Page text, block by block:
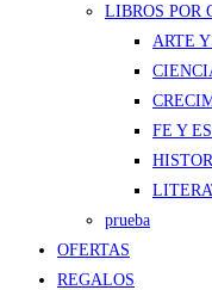
LIBROS POR
ARTE
FE Y
prueba
OFERTAS
REGALOS